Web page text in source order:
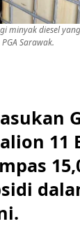
minyak diesel
PGA Sarawak.
11